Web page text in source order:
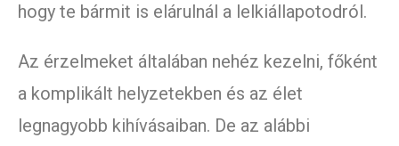
hogy te bármit is elárulnál a lelkiállapotodról.
Az érzelmeket általában nehéz kezelni, főként
a komplikált helyzetekben és az élet
legnagyobb kihívásaiban. De az alábbi